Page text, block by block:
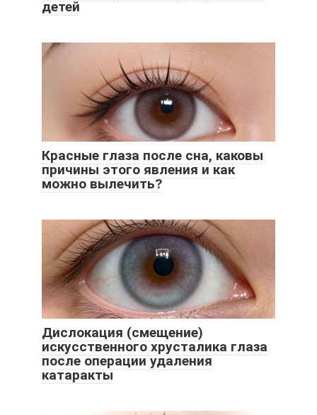
детей
Красные глаза после сна, каковы
причины этого явления и как
можно вылечить?
Дислокация (смещение)
искусственного хрусталика глаза
после операции удаления
катаракты